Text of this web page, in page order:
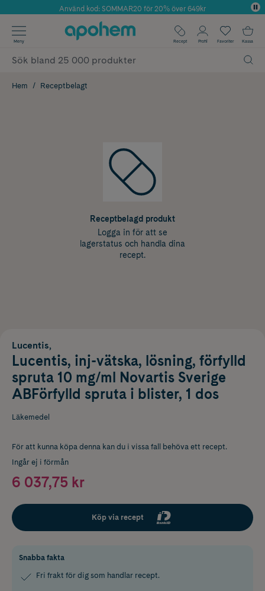
Årets Butik 2025 inom Skönhet
Använd kod: SOMMAR20 för 20% över 649kr
✓ Fri frakt
✓ Poäng på alla köp*
Meny Recept Profil Favoriter Kassa
Hem Receptbelagt
Receptbelagd produkt
Logga in för att se
lagerstatus och handla dina
recept.
Lucentis,
Lucentis, inj-vätska, lösning, förfylld
spruta 10 mg/ml Novartis Sverige
ABFörfylld spruta i blister, 1 dos
Läkemedel
För att kunna köpa denna kan du i vissa fall behöva ett recept.
Ingår ej i förmån
6 037,75 kr
Köp via recept
Snabba fakta
Fri frakt för dig som handlar recept.